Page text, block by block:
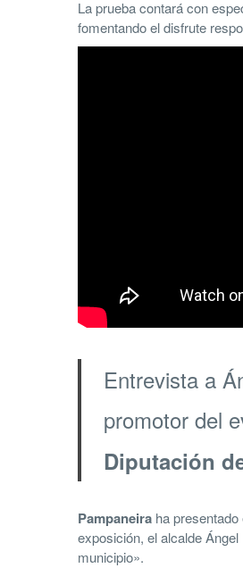
La prueba contará con
fomentando el disfrute
Entrevista a
promotor del
Diputación
Pampaneira ha
exposición, el alcalde
municipio».